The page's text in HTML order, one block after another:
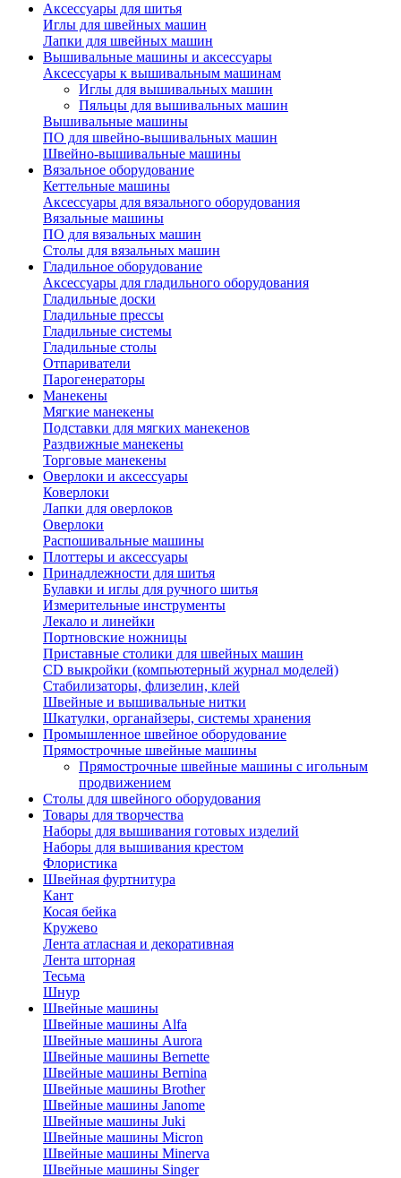
Аксессуары для шитья
Иглы для швейных машин
Лапки для швейных машин
Вышивальные машины и аксессуары
Аксессуары к вышивальным машинам
Иглы для вышивальных машин
Пяльцы для вышивальных машин
Вышивальные машины
ПО для швейно-вышивальных машин
Швейно-вышивальные машины
Вязальное оборудование
Кеттельные машины
Аксессуары для вязального оборудования
Вязальные машины
ПО для вязальных машин
Столы для вязальных машин
Гладильное оборудование
Аксессуары для гладильного оборудования
Гладильные доски
Гладильные прессы
Гладильные системы
Гладильные столы
Отпариватели
Парогенераторы
Манекены
Мягкие манекены
Подставки для мягких манекенов
Раздвижные манекены
Торговые манекены
Оверлоки и аксессуары
Коверлоки
Лапки для оверлоков
Оверлоки
Распошивальные машины
Плоттеры и аксессуары
Принадлежности для шитья
Булавки и иглы для ручного шитья
Измерительные инструменты
Лекало и линейки
Портновские ножницы
Приставные столики для швейных машин
СD выкройки (компьютерный журнал моделей)
Стабилизаторы, флизелин, клей
Швейные и вышивальные нитки
Шкатулки, органайзеры, системы хранения
Промышленное швейное оборудование
Прямострочные швейные машины
Прямострочные швейные машины с игольным
продвижением
Столы для швейного оборудования
Товары для творчества
Наборы для вышивания готовых изделий
Наборы для вышивания крестом
Флористика
Швейная фуртнитура
Кант
Косая бейка
Кружево
Лента aтласная и декоративная
Лента шторная
Тесьма
Шнур
Швейные машины
Швейные машины Alfa
Швейные машины Aurora
Швейные машины Bernette
Швейные машины Bernina
Швейные машины Brother
Швейные машины Janome
Швейные машины Juki
Швейные машины Micron
Швейные машины Minerva
Швейные машины Singer